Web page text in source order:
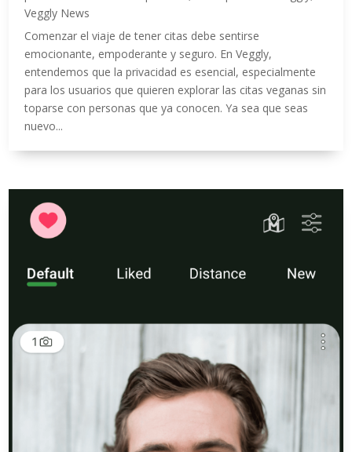
Veggly News
Comenzar el viaje de tener citas debe sentirse
emocionante, empoderante y seguro. En Veggly,
entendemos que la privacidad es esencial, especialmente
para los usuarios que quieren explorar las citas veganas sin
toparse con personas que ya conocen. Ya sea que seas
nuevo...